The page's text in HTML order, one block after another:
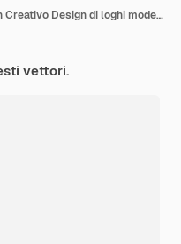
Lettera Q Big Logo Pack Design Creativo Design di loghi moderni per il tuo business
vettori.